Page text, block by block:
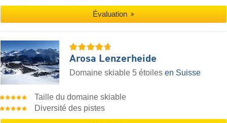
Évaluation
Arosa Lenzerheide
Domaine skiable 5 étoiles en Suisse
Taille du domaine skiable
Diversité des pistes